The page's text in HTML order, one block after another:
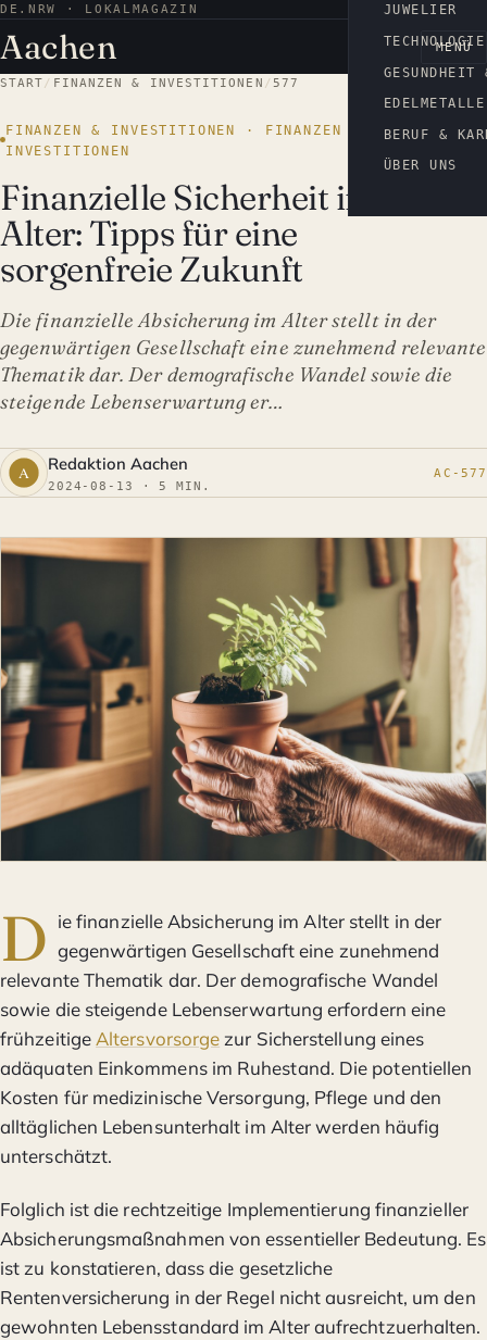
DE.NRW · LOKALMAGAZIN AACHEN
Aachen MENÜ
JUWELIER
EDELMETALLE
BERUF &
ÜBER UNS
START/ FINANZEN & INVESTITIONEN / 577
FINANZEN & INVESTITIONEN · FINANZEN &
INVESTITIONEN
Finanzielle Sicherheit im
Alter: Tipps für eine
sorgenfreie Zukunft
Die finanzielle Absicherung im Alter stellt in der
gegenwärtigen Gesellschaft eine zunehmend relevante
Thematik dar. Der demografische Wandel sowie die
steigende Lebenserwartung er…
Redaktion Aachen
2024-08-13 · 5 MIN.
AC-577
D ie finanzielle Absicherung im Alter stellt in der
gegenwärtigen Gesellschaft eine zunehmend
relevante Thematik dar. Der demografische Wandel
sowie die steigende Lebenserwartung erfordern eine
frühzeitigeAltersvorsorgezur Sicherstellung eines
adäquaten Einkommens im Ruhestand. Die potentiellen
Kosten für medizinische Versorgung, Pflege und den
alltäglichen Lebensunterhalt im Alter werden häufig
unterschätzt.
Folglich ist die rechtzeitige Implementierung finanzieller
Absicherungsmaßnahmen von essentieller Bedeutung. Es
ist zu konstatieren, dass die gesetzliche
Rentenversicherung in der Regel nicht ausreicht, um den
gewohnten Lebensstandard im Alter aufrechtzuerhalten.